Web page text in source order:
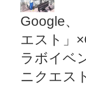
Google、
エスト」
ラボイベ
ニクエス